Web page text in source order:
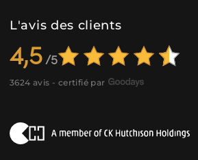
L'avis des clients
4,5
3624 avis - certifié par